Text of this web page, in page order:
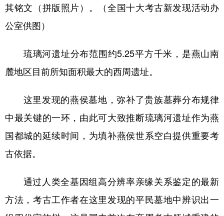
其铭文（拼版照片）。（全国十大考古新发现活动办
公室供图）
琉璃河遗址分布范围约5.25平方千米，是燕山南
麓地区目前所知面积最大的西周遗址。
这里发现的燕侯墓地，弥补了贵族墓葬分布规律
中最关键的一环，由此可大致推断琉璃河遗址作为燕
国都城的延续时间，为填补燕侯世系空白提供重要考
古依据。
通过人类全基因组高分辨率亲缘关系鉴定的最新
方法，考古工作者在这里发现的平民墓地中辨识出一